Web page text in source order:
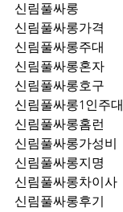
신림풀싸롱
신림풀싸롱가격
신림풀싸롱주대
신림풀싸롱혼자
신림풀싸롱호구
신림풀싸롱1인주대
신림풀싸롱홈런
신림풀싸롱가성비
신림풀싸롱지명
신림풀싸롱차이사
신림풀싸롱후기